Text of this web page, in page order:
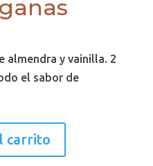
almendra y vainilla. 2
el sabor de
carrito